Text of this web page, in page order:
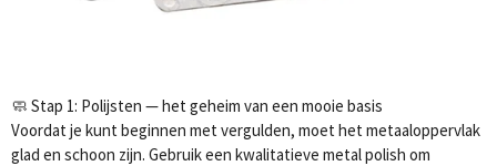
🧼 Stap 1: Polijsten — het geheim van een mooie basis
Voordat je kunt beginnen met vergulden, moet het metaaloppervlak
glad en schoon zijn. Gebruik een kwalitatieve metal polish om